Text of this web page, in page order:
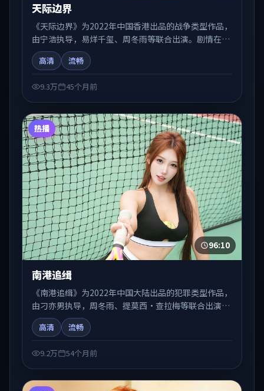
天际边界
《天际边界》为2022年中国香港出品的战争类型作品，
由宁浩执导，易烊千玺、周冬雨等联合出演。剧情在人
物弧光与节奏推进中展开，兼具叙事张力与视听质感。
适合关注国产在线观看、热播国产剧与院线佳片的观众
高清 流畅
9.3万 45个月前
热播
96:10
南港追缉
《南港追缉》为2022年中国大陆出品的犯罪类型作品，
由刁亦男执导，周冬雨、提莫西·查拉梅等联合出演。
剧情在人物弧光与节奏推进中展开，兼具叙事张力与视
听质感。适合关注国产在线观看、热播国产剧与院线佳
高清 流畅
9.2万 54个月前